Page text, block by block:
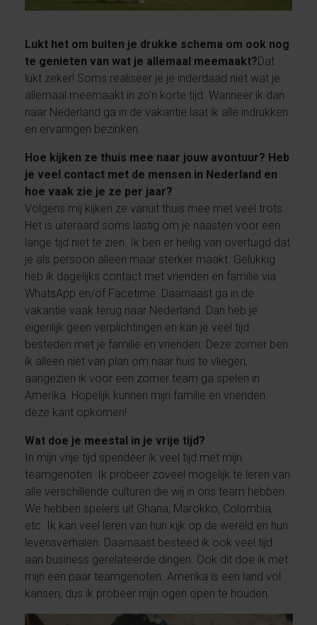
Lukt het om buiten je drukke schema om ook nog
te genieten van wat je allemaal meemaakt?Dat
lukt zeker! Soms realiseer je je inderdaad niet wat je
allemaal meemaakt in zo’n korte tijd. Wanneer ik dan
naar Nederland ga in de vakantie laat ik alle indrukken
en ervaringen bezinken.
Hoe kijken ze thuis mee naar jouw avontuur? Heb
je veel contact met de mensen in Nederland en
hoe vaak zie je ze per jaar?
Volgens mij kijken ze vanuit thuis mee met veel trots.
Het is uiteraard soms lastig om je naasten voor een
lange tijd niet te zien. Ik ben er heilig van overtuigd dat
je als persoon alleen maar sterker maakt. Gelukkig
heb ik dagelijks contact met vrienden en familie via
WhatsApp en/of Facetime. Daarnaast ga in de
vakantie vaak terug naar Nederland. Dan heb je
eigenlijk geen verplichtingen en kan je veel tijd
besteden met je familie en vrienden. Deze zomer ben
ik alleen niet van plan om naar huis te vliegen,
aangezien ik voor een zomer team ga spelen in
Amerika. Hopelijk kunnen mijn familie en vrienden
deze kant opkomen!
Wat doe je meestal in je vrije tijd?
In mijn vrije tijd spendeer ik veel tijd met mijn
teamgenoten. Ik probeer zoveel mogelijk te leren van
alle verschillende culturen die wij in ons team hebben.
We hebben spelers uit Ghana, Marokko, Colombia,
etc. Ik kan veel leren van hun kijk op de wereld en hun
levensverhalen. Daarnaast besteed ik ook veel tijd
aan business gerelateerde dingen. Ook dit doe ik met
mijn een paar teamgenoten. Amerika is een land vol
kansen, dus ik probeer mijn ogen open te houden.
Video